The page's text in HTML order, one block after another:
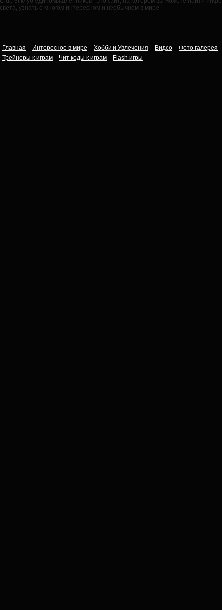
света, узнать о многом интересном и необычном в мире.
Главная Интересное в мире Хобби и Увлечения Видео
Фото галерея
Трейнеры к играм
Чит коды к играм Flash игры